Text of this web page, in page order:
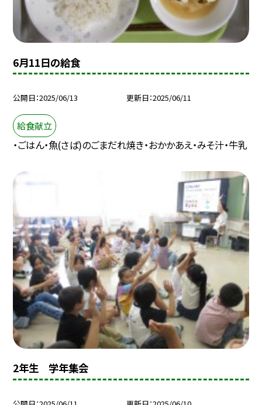
6月11日の給食
公開日 2025/06/13 更新日 2025/06/11
給食献立
・ごはん・魚(さば)のごまだれ焼き・おかかあえ・みそ汁・牛乳
2年生 学年集会